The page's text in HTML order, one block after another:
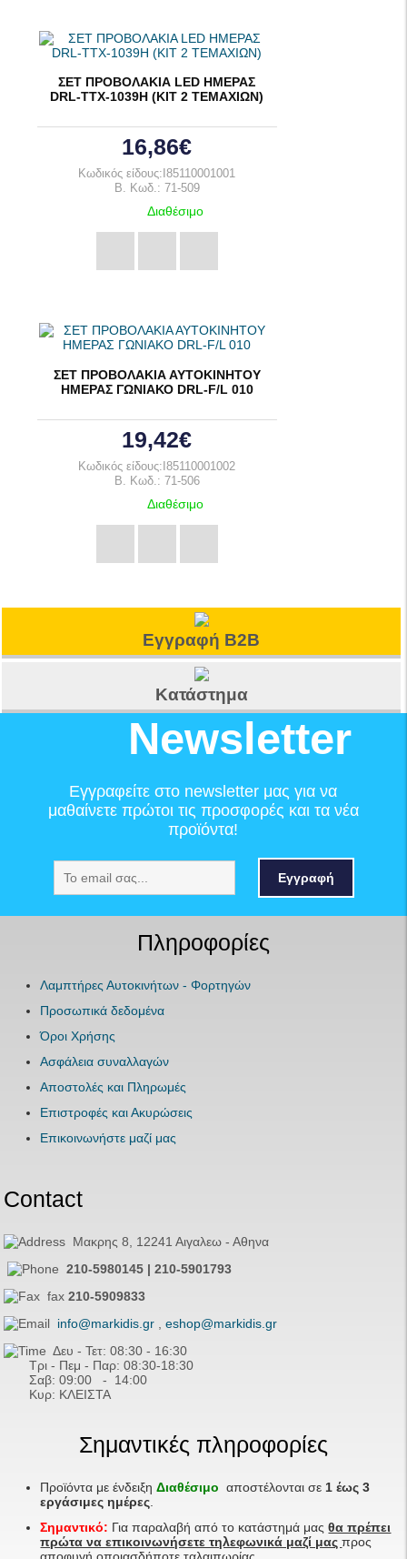
ΣΕΤ ΠΡΟΒΟΛΑΚΙΑ LED ΗΜΕΡΑΣ
DRL-TTX-1039H (ΚΙΤ 2 ΤΕΜΑΧΙΩΝ)
16,86€
Κωδικός είδους:I85110001001
B. Κωδ.: 71-509
Διαθέσιμο
ΣΕΤ ΠΡΟΒΟΛΑΚΙΑ ΑΥΤΟΚΙΝΗΤΟΥ
ΗΜΕΡΑΣ ΓΩΝΙΑΚΟ DRL-F/L 010
19,42€
Κωδικός είδους:I85110001002
B. Κωδ.: 71-506
Διαθέσιμο
Εγγραφή B2B
Κατάστημα
Newsletter
Εγγραφείτε στο newsletter μας για να
μαθαίνετε πρώτοι τις προσφορές και τα νέα
προϊόντα!
Εγγραφή
Πληροφορίες
Λαμπτήρες Αυτοκινήτων - Φορτηγών
Προσωπικά δεδομένα
Όροι Χρήσης
Ασφάλεια συναλλαγών
Αποστολές και Πληρωμές
Επιστροφές και Ακυρώσεις
Επικοινωνήστε μαζί μας
Contact
Μακρης 8, 12241 Αιγαλεω - Αθηνα
210-5980145 | 210-5901793
fax210-5909833
info@markidis.gr ,eshop@markidis.gr
Δευ - Τετ: 08:30 - 16:30
Τρι - Πεμ - Παρ: 08:30-18:30
Σαβ:09:00 - 14:00
Κυρ: ΚΛΕΙΣΤΑ
Σημαντικές πληροφορίες
Προϊόντα με ένδειξηΔιαθέσιμο αποστέλονται σε 1 έως 3
εργάσιμες ημέρες
Σημαντικό: Για παραλαβή από το κατάστημά μαςθα πρέπει
πρώτα να επικοινωνήσετε τηλεφωνικά μαζί μαςπρος
αποφυγή οποιασδήποτε ταλαιπωρίας